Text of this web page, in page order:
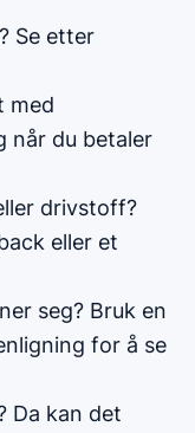
Se etter
med
når du betaler
drivstoff?
eller et
seg? Bruk en
for å se
Da kan det